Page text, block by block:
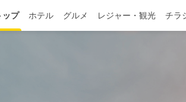
ップ ホテル グルメ レジャー・観光 チラ